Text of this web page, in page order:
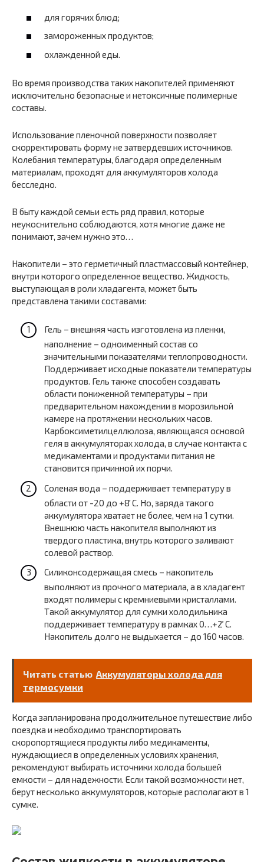
для горячих блюд;
замороженных продуктов;
охлажденной еды.
Во время производства таких накопителей применяют
исключительно безопасные и нетоксичные полимерные
составы.
Использование пленочной поверхности позволяет
скорректировать форму не затвердевших источников.
Колебания температуры, благодаря определенным
материалам, проходят для аккумуляторов холода
бесследно.
В быту каждой семьи есть ряд правил, которые
неукоснительно соблюдаются, хотя многие даже не
понимают, зачем нужно это…
Накопители – это герметичный пластмассовый контейнер,
внутри которого определенное вещество. Жидкость,
выступающая в роли хладагента, может быть
представлена такими составами:
Гель – внешняя часть изготовлена из пленки,
наполнение – одноименный состав со
значительными показателями теплопроводности.
Поддерживает исходные показатели температуры
продуктов. Гель также способен создавать
области пониженной температуры – при
предварительном нахождении в морозильной
камере на протяжении нескольких часов.
Карбоксиметилцеллюлоза, являющаяся основой
геля в аккумуляторах холода, в случае контакта с
медикаментами и продуктами питания не
становится причинной их порчи.
Соленая вода – поддерживает температуру в
области от -20 до +8 ̊С. Но, заряда такого
аккумулятора хватает не более, чем на 1 сутки.
Внешнюю часть накопителя выполняют из
твердого пластика, внутрь которого заливают
солевой раствор.
Силиконсодержащая смесь – накопитель
выполняют из прочного материала, а в хладагент
входят полимеры с кремниевыми кристаллами.
Такой аккумулятор для сумки холодильника
поддерживает температуру в рамках 0…+2 ̊С.
Накопитель долго не выдыхается – до 160 часов.
Читать статью Аккумуляторы холода для
термосумки
Когда запланирована продолжительное путешествие либо
поездка и необходимо транспортировать
скоропортящиеся продукты либо медикаменты,
нуждающиеся в определенных условиях хранения,
рекомендуют выбирать источники холода большей
емкости – для надежности. Если такой возможности нет,
берут несколько аккумуляторов, которые располагают в 1
сумке.